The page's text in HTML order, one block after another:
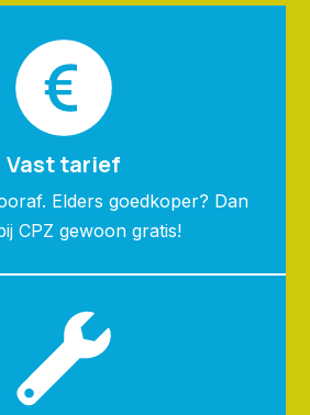
Vast tarief
Elders goedkoper? Dan
CPZ gewoon gratis!